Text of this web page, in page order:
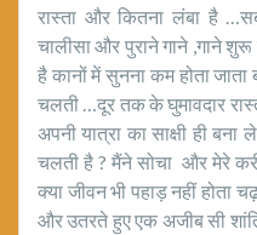
रास्ता और कितना लंबा है
चालीसा और पुराने गाने ,गाने
है कानों में सुनना कम होता जाता
चलती …दूर तक के घुमावदार
अपनी यात्रा का साक्षी ही बना
चलती है ? मैंने सोचा और मेरे
क्या जीवन भी पहाड़ नहीं होता
और उतरते हुए एक अजीब सी